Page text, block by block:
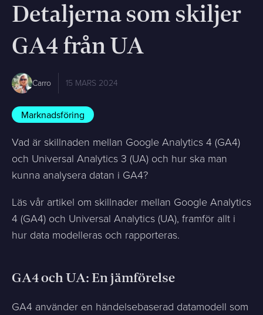
Detaljerna som skiljer
GA4 från UA
Carro 15 MARS 2024
Marknadsföring
Vad är skillnaden mellan Google Analytics 4 (GA4)
och Universal Analytics 3 (UA) och hur ska man
kunna analysera datan i GA4?
Läs vår artikel om skillnader mellan Google Analytics
4 (GA4) och Universal Analytics (UA), framför allt i
hur data modelleras och rapporteras.
GA4 och UA: En jämförelse
GA4 använder en händelsebaserad datamodell som